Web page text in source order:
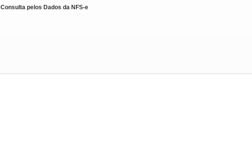
Consulta pelos Dados da NFS-e